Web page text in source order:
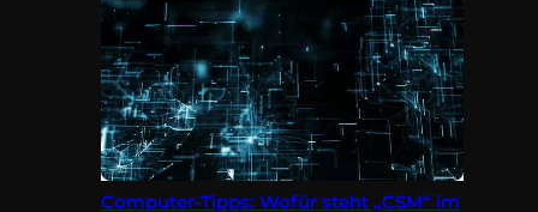
Computer-Tipps: Wofür steht „CSM“ im